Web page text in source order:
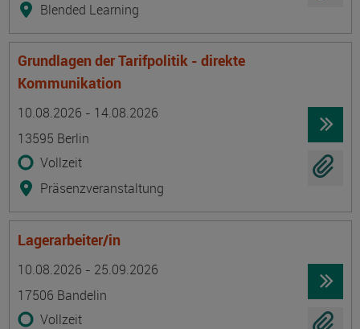
Blended Learning
Grundlagen der Tarifpolitik - direkte
Kommunikation
10.08.2026 - 14.08.2026
13595 Berlin
Vollzeit
Präsenzveranstaltung
Lagerarbeiter/in
10.08.2026 - 25.09.2026
17506 Bandelin
Vollzeit